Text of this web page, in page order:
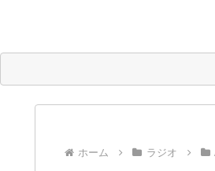
ホーム ラジオ